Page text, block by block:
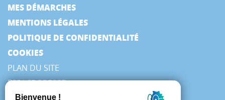
MES DÉMARCHES
MENTIONS LÉGALES
POLITIQUE DE CONFIDENTIALITÉ
COOKIES
PLAN DU SITE
ESPACE PRESSE